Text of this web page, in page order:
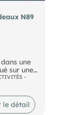
N89
une
sur une
salle
-
le détail